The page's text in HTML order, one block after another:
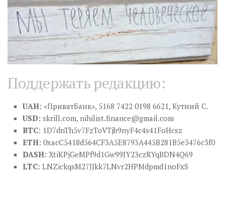
Поддержать редакцию:
UAH: «ПриватБанк», 5168 7422 0198 6621, Кутний С.
USD: skrill.com, nihilist.finance@gmail.com
BTC: 1D7dnTh5v7FzToVTjb9nyF4c4s41FoHcsz
ETH: 0xacC5418d564CF3A5E8793A445B281B5e3476c3f0
DASH: XtiKPjGeMPf9d1Gw99JY23czRYqBDN4Q69
LTC: LNZickqsM27JJkk7LNvr2HPMdpmd1noFxS